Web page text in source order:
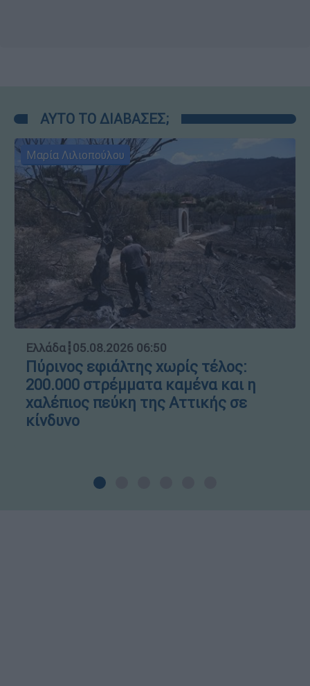
ΑΥΤΟ ΤΟ ΔΙΑΒΑΣΕΣ;
Μαρία Λιλιοπούλου
Ελλάδα┋05.08.2026 06:50
Πύρινος εφιάλτης χωρίς τέλος:
200.000 στρέμματα καμένα και η
χαλέπιος πεύκη της Αττικής σε
κίνδυνο